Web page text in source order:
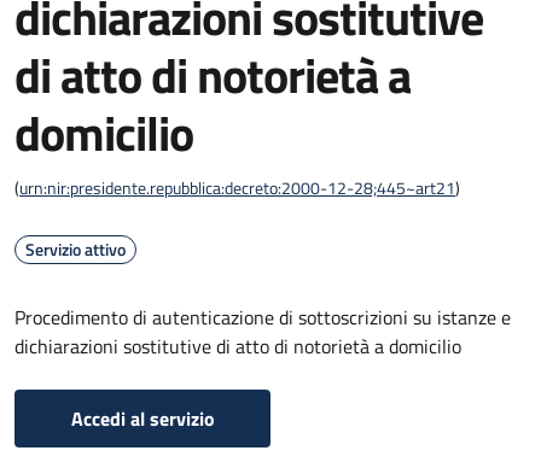
dichiarazioni sostitutive
di atto di notorietà a
domicilio
(urn:nir:presidente.repubblica:decreto:2000-12-28;445~art21)
Servizio attivo
Procedimento di autenticazione di sottoscrizioni su istanze e
dichiarazioni sostitutive di atto di notorietà a domicilio
Accedi al servizio